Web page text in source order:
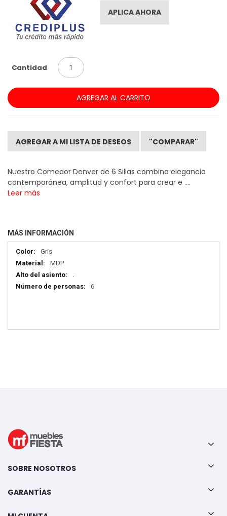
APLICA AHORA
Cantidad
AGREGAR AL CARRITO
AGREGAR A MI LISTA DE DESEOS "COMPARAR"
Nuestro Comedor Denver de 6 Sillas combina elegancia
contemporánea, amplitud y confort para crear e ....
Leer más
MÁS INFORMACIÓN
Más
información
Gris
MDP
6
SOBRE NOSOTROS
GARANTÍAS